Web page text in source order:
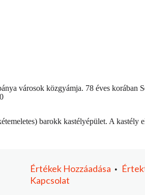
városok közgyámja. 78 éves korában
barokk kastélyépület. A kastély
Értékek Hozzáadása •
Kapcsolat